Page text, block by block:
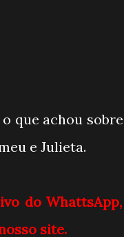
que achou
e Julieta.
do
site.